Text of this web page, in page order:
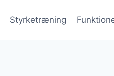
Styrketræning